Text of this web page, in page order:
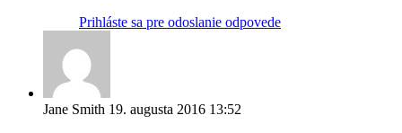
Prihláste sa pre odoslanie odpovede
Jane Smith 19. augusta 2016 13:52